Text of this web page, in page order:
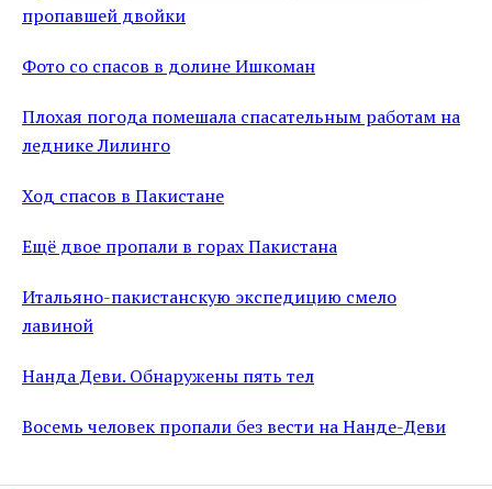
пропавшей двойки
Фото со спасов в долине Ишкоман
Плохая погода помешала спасательным работам на
леднике Лилинго
Ход спасов в Пакистане
Ещё двое пропали в горах Пакистана
Итальяно-пакистанскую экспедицию смело
лавиной
Нанда Деви. Обнаружены пять тел
Восемь человек пропали без вести на Нанде-Деви